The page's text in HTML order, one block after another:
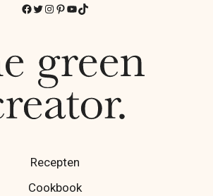
Facebook
Twitter
Instagram
Pinterest
YouTube
TikTok
Recepten
Cookbook